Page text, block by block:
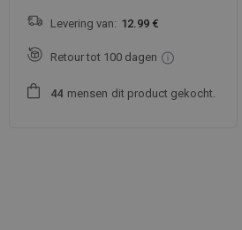
Levering van: 12.99 €
Retour tot 100 dagen
44 mensen dit product gekocht.